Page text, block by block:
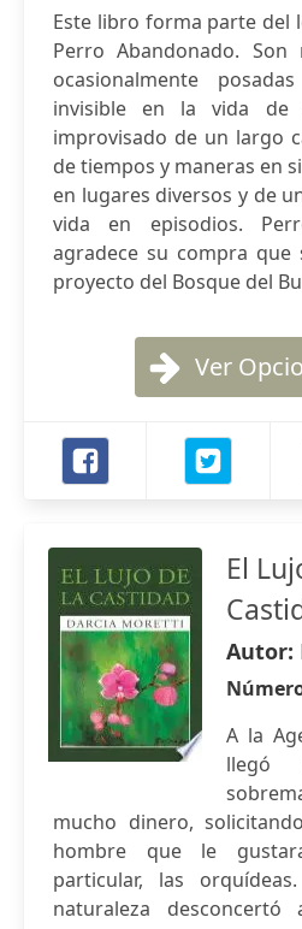
Este libro forma parte del
Perro Abandonado.
ocasionalmente
invisible en la vida de
improvisado de un largo
de tiempos y maneras en
en lugares diversos y de
vida en episodios.
agradece su compra
proyecto del Bosque del
Ver
El
Autor:
A la
llegó
mucho dinero,
hombre que le
particular, las
naturaleza